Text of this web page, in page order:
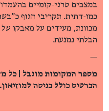
במצבים טרגי-קומיים
כמו-דתית. תקריבי הגוף
מכוונת, מעידים על מאבקו של
הבלתי נמנעת.
—
מספר המקומות מוגבל | כל
הכרטיס כולל כניסה למוזיאון.